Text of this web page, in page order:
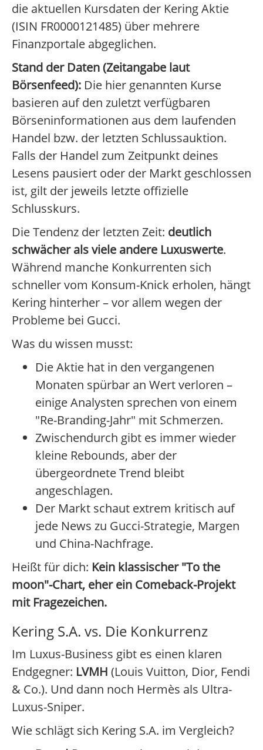
die aktuellen Kursdaten der Kering Aktie
(ISIN FR0000121485) über mehrere
Finanzportale abgeglichen.
Stand der Daten (Zeitangabe laut
Börsenfeed): Die hier genannten Kurse
basieren auf den zuletzt verfügbaren
Börseninformationen aus dem laufenden
Handel bzw. der letzten Schlussauktion.
Falls der Handel zum Zeitpunkt deines
Lesens pausiert oder der Markt geschlossen
ist, gilt der jeweils letzte offizielle
Schlusskurs.
Die Tendenz der letzten Zeit: deutlich
schwächer als viele andere Luxuswerte.
Während manche Konkurrenten sich
schneller vom Konsum-Knick erholen, hängt
Kering hinterher – vor allem wegen der
Probleme bei Gucci.
Was du wissen musst:
Die Aktie hat in den vergangenen
Monaten spürbar an Wert verloren –
einige Analysten sprechen von einem
"Re-Branding-Jahr" mit Schmerzen.
Zwischendurch gibt es immer wieder
kleine Rebounds, aber der
übergeordnete Trend bleibt
angeschlagen.
Der Markt schaut extrem kritisch auf
jede News zu Gucci-Strategie, Margen
und China-Nachfrage.
Heißt für dich: Kein klassischer "To the
moon"-Chart, eher ein Comeback-Projekt
mit Fragezeichen.
Kering S.A. vs. Die Konkurrenz
Im Luxus-Business gibt es einen klaren
Endgegner: LVMH (Louis Vuitton, Dior, Fendi
& Co.). Und dann noch Hermès als Ultra-
Luxus-Sniper.
Wie schlägt sich Kering S.A. im Vergleich?